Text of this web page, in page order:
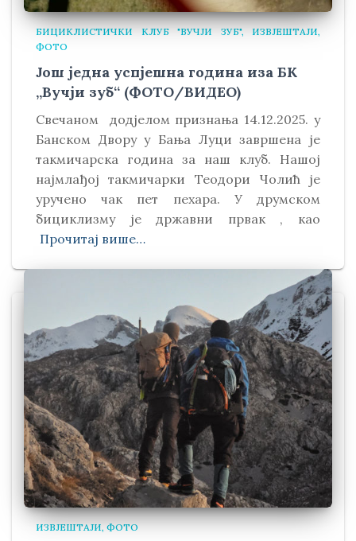
БИЦИКЛИСТИЧКИ КЛУБ "ВУЧЈИ ЗУБ"
ИЗВЈЕШТАЈИ
ФОТО
Још једна успјешна година иза БК
„Вучји зуб“ (ФОТО/ВИДЕО)
Свечаном додјелом признања 14.12.2025. у
Банском Двору у Бања Луци завршена је
такмичарска година за наш клуб. Нашој
најмлађој такмичарки Теодори Чолић је
уручено чак пет пехара. У друмском
бициклизму је државни првак , као
Прочитај више…
ИЗВЈЕШТАЈИ ФОТО